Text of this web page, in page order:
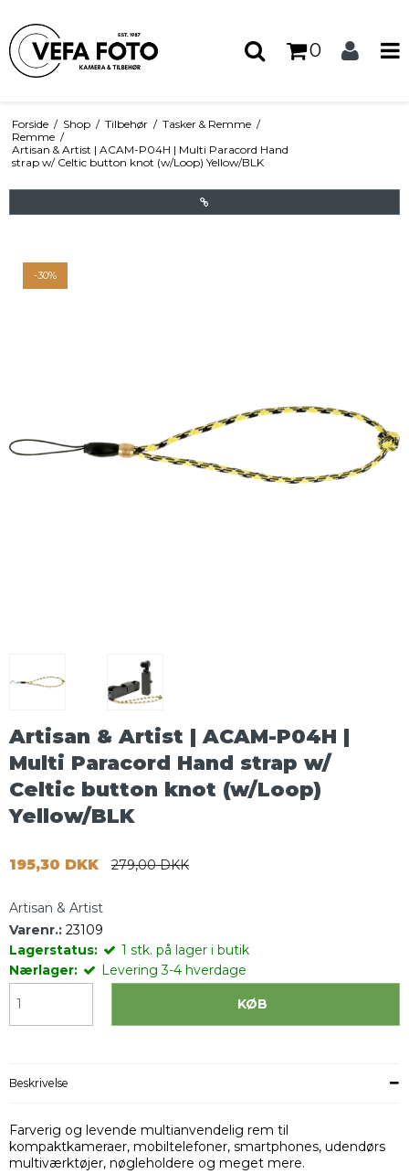
0
Forside / Shop / Tilbehør / Tasker & Remme /
Remme /
Artisan & Artist | ACAM-P04H | Multi Paracord Hand
strap w/ Celtic button knot (w/Loop) Yellow/BLK
-30%
Artisan & Artist | ACAM-P04H |
Multi Paracord Hand strap w/
Celtic button knot (w/Loop)
Yellow/BLK
195,30 DKK 279,00 DKK
Artisan & Artist
Varenr.: 23109
Lagerstatus:
1 stk. på lager i butik
Nærlager:
Levering 3-4 hverdage
KØB
Beskrivelse
Farverig og levende multianvendelig rem til
kompaktkameraer, mobiltelefoner, smartphones, udendørs
multiværktøjer, nøgleholdere og meget mere.